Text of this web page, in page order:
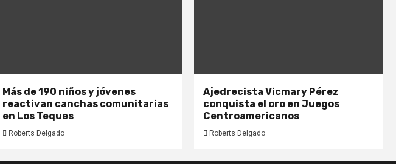
Más de 190 niños y jóvenes
reactivan canchas comunitarias
en Los Teques
Roberts Delgado
Ajedrecista Vicmary Pérez
conquista el oro en Juegos
Centroamericanos
Roberts Delgado